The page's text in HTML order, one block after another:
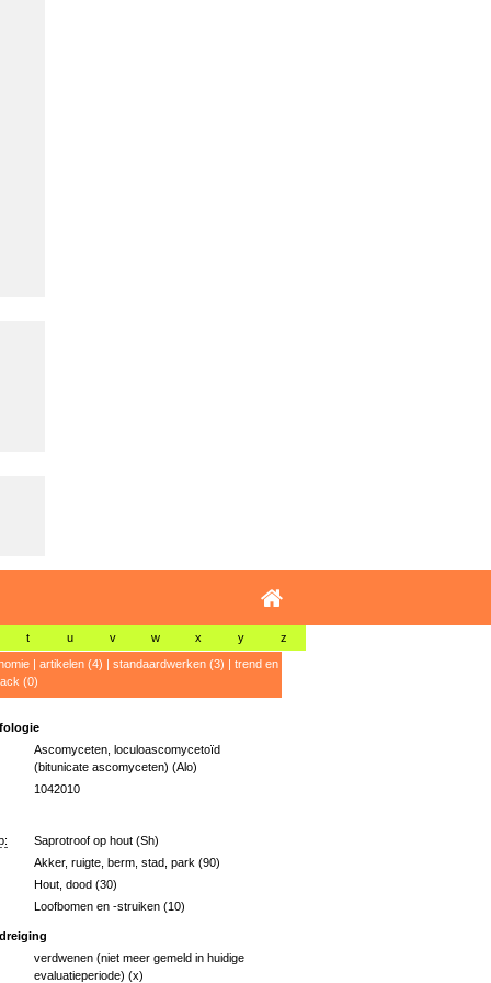
t u v w x y z
| artikelen (4) | standaardwerken (3) | trend en
(0)
Ascomyceten, loculoascomycetoïd
(bitunicate ascomyceten) (Alo)
1042010
Saprotroof op hout (Sh)
Akker, ruigte, berm, stad, park (90)
Hout, dood (30)
Loofbomen en -struiken (10)
verdwenen (niet meer gemeld in huidige
evaluatieperiode) (x)